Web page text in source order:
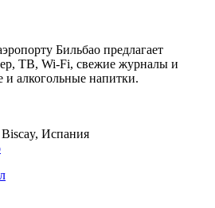
Бильбао предлагает
ТВ, Wi-Fi, свежие журналы и
и алкогольные напитки.
Испания